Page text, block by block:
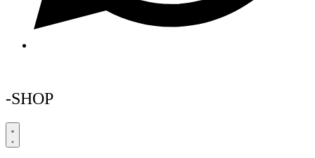
-SHOP